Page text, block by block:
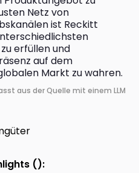
Netz von
ist Reckitt
erfüllen und
auf dem
Markt zu wahren.
aus der Quelle mit einem LLM
():